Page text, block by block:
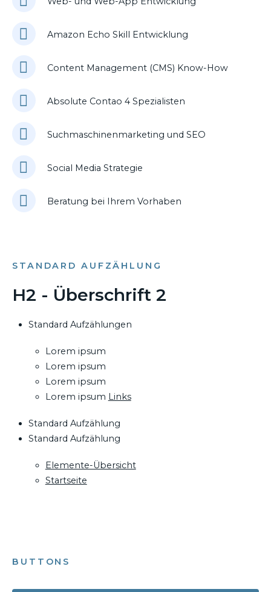
Amazon Echo Skill Entwicklung
Content Management (CMS) Know-How
Absolute Contao 4 Spezialisten
Suchmaschinenmarketing und SEO
Social Media Strategie
Beratung bei Ihrem Vorhaben
STANDARD AUFZÄHLUNG
H2 - Überschrift 2
Standard Aufzählungen
Lorem ipsum
Lorem ipsum
Lorem ipsum
Lorem ipsum Links
Standard Aufzählung
Standard Aufzählung
Elemente-Übersicht
Startseite
BUTTONS